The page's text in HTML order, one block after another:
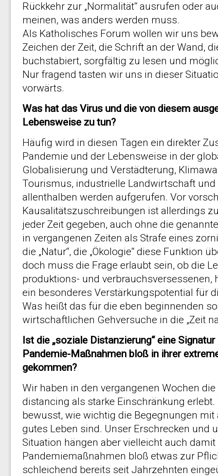
Rückkehr zur „Normalität“ ausrufen oder
meinen, was anders werden muss.
Als Katholisches Forum wollen wir uns
Zeichen der Zeit, die Schrift an der Wand,
buchstabiert, sorgfältig zu lesen und
Nur fragend tasten wir uns in dieser
vorwärts.
Was hat das Virus und die von diesem
Lebensweise zu tun?
Häufig wird in diesen Tagen ein direkter
Pandemie und der Lebensweise in der
Globalisierung und Verstädterung,
Tourismus, industrielle Landwirtschaft
allenthalben werden aufgerufen. Vor
Kausalitätszuschreibungen ist allerdings
jeder Zeit gegeben, auch ohne die
in vergangenen Zeiten als Strafe eines
die „Natur“, die „Ökologie“ diese Funktion
doch muss die Frage erlaubt sein, ob die
produktions- und verbrauchsversessenen,
ein besonderes Verstärkungspotential für
Was heißt das für die eben beginnenden
wirtschaftlichen Gehversuche in die „Zeit
Ist die „soziale Distanzierung“ eine
Pandemie-Maßnahmen bloß in ihrer
gekommen?
Wir haben in den vergangenen Wochen
distancing als starke Einschränkung
bewusst, wie wichtig die Begegnungen
gutes Leben sind. Unser Erschrecken und
Situation hängen aber vielleicht auch
Pandemiemaßnahmen bloß etwas zur
schleichend bereits seit Jahrzehnten